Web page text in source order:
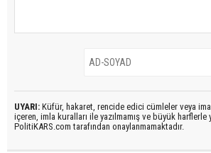
UYARI: Küfür, hakaret, rencide edici cümleler veya
içeren, imla kuralları ile yazılmamış ve büyük harflerle
PolitiKARS.com tarafından onaylanmamaktadır.